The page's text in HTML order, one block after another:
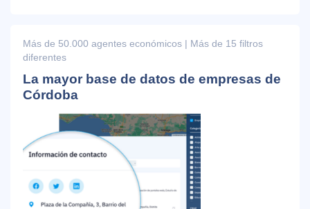
Más de 50.000 agentes económicos | Más de 15 filtros
diferentes
La mayor base de datos de empresas de
Córdoba